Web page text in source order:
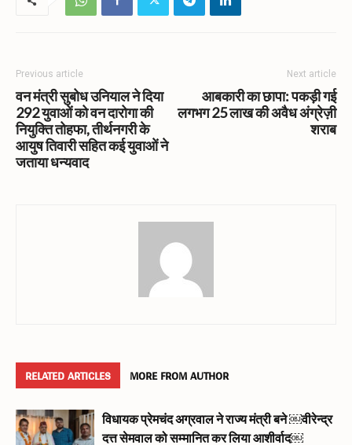
Previous article
वन मंत्री सुबोध उनियाल ने दिया
292 युवाओं को वन दारोगा की
नियुक्ति तोहफा, तीर्थनगरी के
आयुष तिवारी सहित कई युवाओं ने
जताया धन्यवाद
Next article
आबकारी का छापा: पकड़ी गई
लगभग 25 लाख की अवैध अंग्रेज़ी
शराब
RELATED ARTICLES MORE FROM AUTHOR
विधायक प्रेमचंद अग्रवाल ने राज्य मंत्री बने ￼वीरेन्द्र
दत्त सेमवाल को सम्मानित कर लिया आशीर्वाद￼